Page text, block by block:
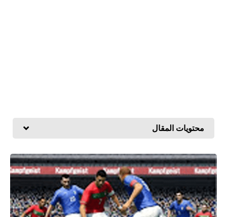
محتويات المقال